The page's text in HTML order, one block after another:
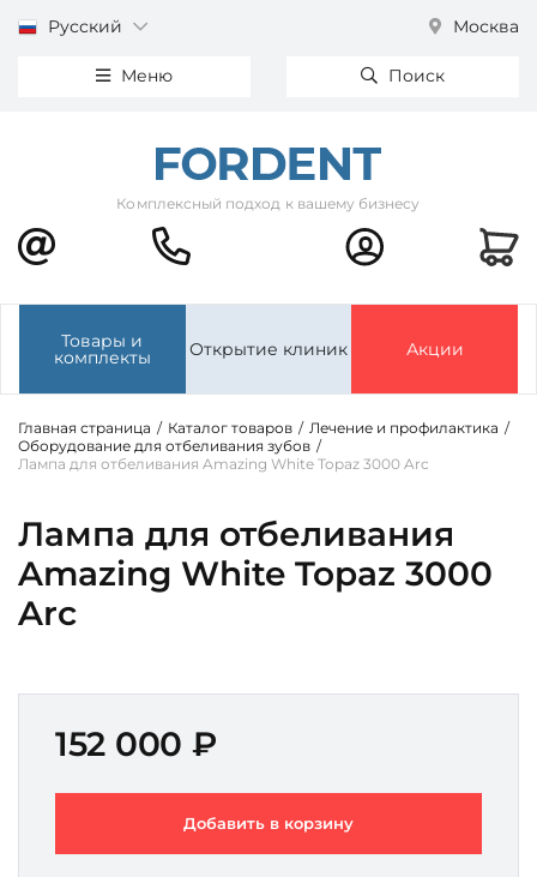
Русский Москва
Меню Поиск
Комплексный подход к вашему бизнесу
Товары и
комплекты Открытие клиник Акции
Главная страница / Каталог товаров / Лечение и профилактика /
Оборудование для отбеливания зубов /
Лампа для отбеливания Amazing White Topaz 3000 Arc
Лампа для отбеливания
Amazing White Topaz 3000
Arc
152 000 ₽
Добавить в корзину